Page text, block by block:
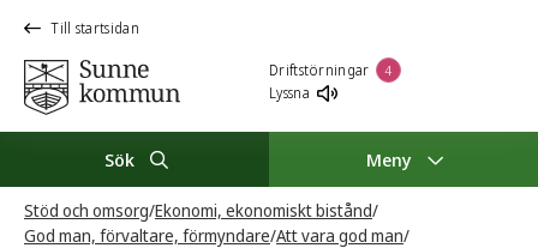
Till startsidan
Driftstörningar 4
Lyssna
Sök Meny
Stöd och omsorg/Ekonomi, ekonomiskt bistånd/
God man, förvaltare, förmyndare/Att vara god man/